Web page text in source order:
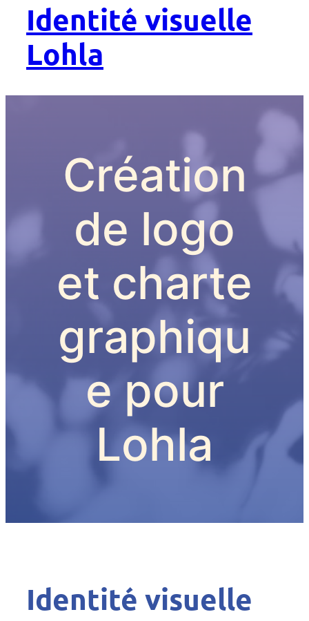
Identité visuelle
Lohla
Création
de logo
et charte
graphiqu
e pour
Lohla
Identité visuelle